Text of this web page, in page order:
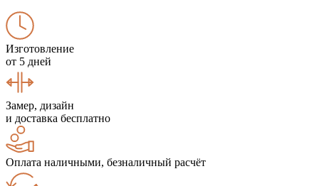
Изготовление
от 5 дней
Замер, дизайн
и доставка бесплатно
Оплата наличными, безналичный расчёт